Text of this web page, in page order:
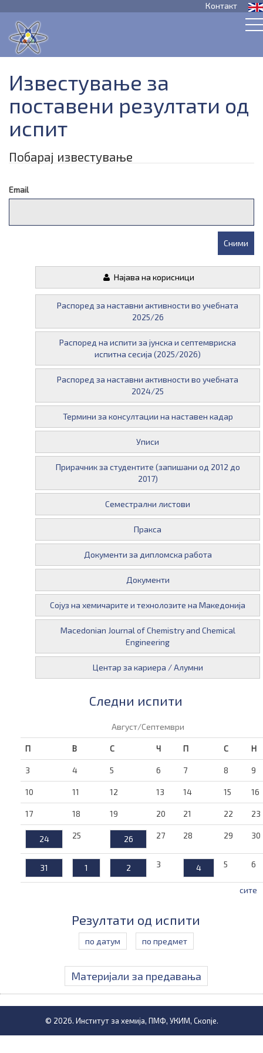
Контакт
Известување за
поставени резултати од
испит
Побарај известување
Email
Најава на корисници
Распоред за наставни активности во учебната
2025/26
Распоред на испити за јунска и септемвриска
испитна сесија (2025/2026)
Распоред за наставни активности во учебната
2024/25
Термини за консултации на наставен кадар
Уписи
Прирачник за студентите (запишани од 2012 до
2017)
Семестрални листови
Пракса
Документи за дипломска работа
Документи
Сојуз на хемичарите и технолозите на Македонија
Macedonian Journal of Chemistry and Chemical
Engineering
Центар за кариера / Алумни
Следни испити
Август/Септември
П В С Ч П С Н
3 4 5 6 7 8 9
10 11 12 13 14 15 16
17 18 19 20 21 22 23
24 25 26 27 28 29 30
31 1 2 3 4 5 6
сите
Резултати од испити
по датум по предмет
Материјали за предавања
© 2026. Институт за хемија, ПМФ, УКИМ, Скопје.